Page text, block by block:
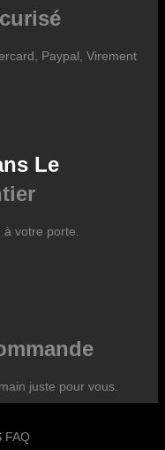
internationaux.
Paypal, Virement
Le
à votre porte.
juste pour vous.
FAQ